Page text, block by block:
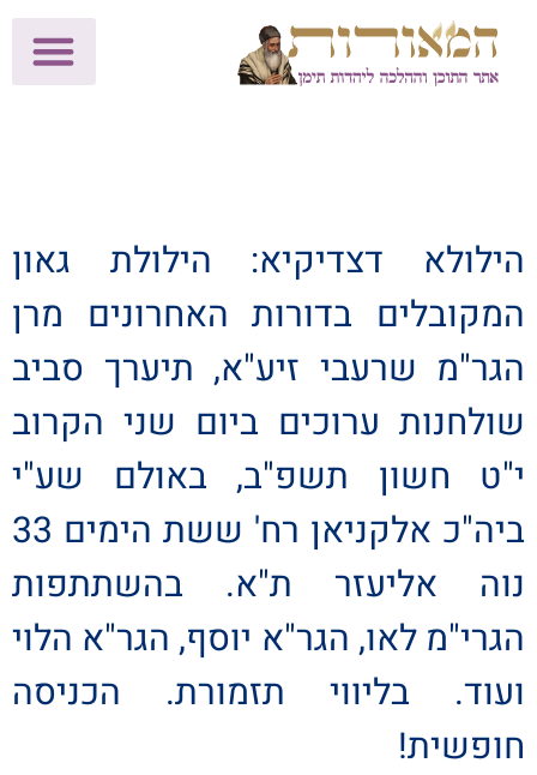
הילולא דצדיקיא: הילולת גאון
המקובלים בדורות האחרונים מרן
הגר"מ שרעבי זיע"א, תיערך סביב
שולחנות ערוכים ביום שני הקרוב
י"ט חשון תשפ"ב, באולם שע"י
ביה"כ אלקניאן רח' ששת הימים 33
נוה אליעזר ת"א. בהשתתפות
הגרי"מ לאו, הגר"א יוסף, הגר"א הלוי
ועוד. בליווי תזמורת. הכניסה
חופשית!